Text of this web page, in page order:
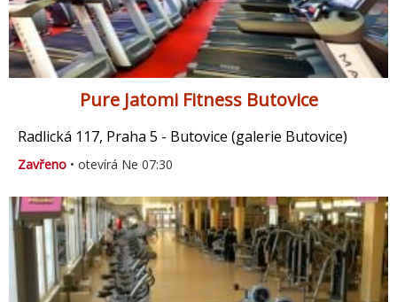
Pure Jatomi Fitness Butovice
Radlická 117, Praha 5 - Butovice (galerie Butovice)
Zavřeno • otevírá Ne 07:30